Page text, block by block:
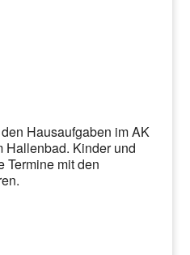
Hausaufgaben im AK
Hallenbad. Kinder und
Termine mit den